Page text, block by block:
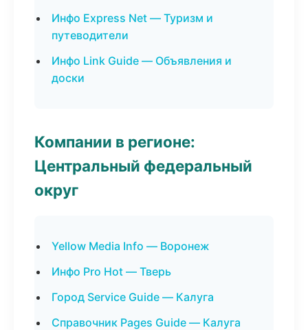
Инфо Express Net — Туризм и
путеводители
Инфо Link Guide — Объявления и
доски
Компании в регионе:
Центральный федеральный
округ
Yellow Media Info — Воронеж
Инфо Pro Hot — Тверь
Город Service Guide — Калуга
Справочник Pages Guide — Калуга